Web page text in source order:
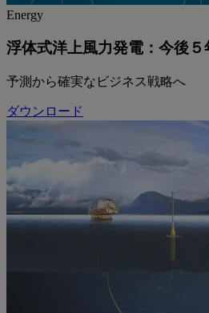
Energy
浮体式洋上風力発電：今後５
予測から確実なビジネス戦略へ
ダウンロード